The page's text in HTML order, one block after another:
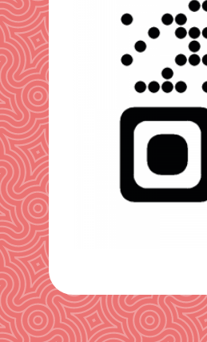
トップ
わたしたちのこと
スケジュール
ライブリポート